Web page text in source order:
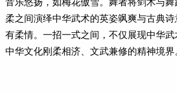
柔之间演绎中华武术的英姿飒爽与古典
有柔情。一招一式之间，不仅展现中华
中华文化刚柔相济、文武兼修的精神境界